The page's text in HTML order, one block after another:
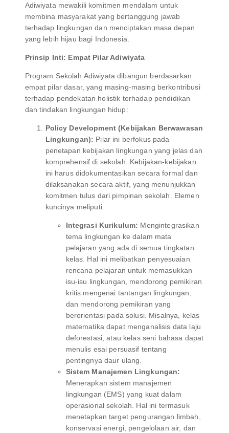
Adiwiyata mewakili komitmen mendalam untuk
membina masyarakat yang bertanggung jawab
terhadap lingkungan dan menciptakan masa depan
yang lebih hijau bagi Indonesia.
Prinsip Inti: Empat Pilar Adiwiyata
Program Sekolah Adiwiyata dibangun berdasarkan
empat pilar dasar, yang masing-masing berkontribusi
terhadap pendekatan holistik terhadap pendidikan
dan tindakan lingkungan hidup:
Policy Development (Kebijakan Berwawasan
Lingkungan): Pilar ini berfokus pada
penetapan kebijakan lingkungan yang jelas dan
komprehensif di sekolah. Kebijakan-kebijakan
ini harus didokumentasikan secara formal dan
dilaksanakan secara aktif, yang menunjukkan
komitmen tulus dari pimpinan sekolah. Elemen
kuncinya meliputi:
Integrasi Kurikulum: Mengintegrasikan
tema lingkungan ke dalam mata
pelajaran yang ada di semua tingkatan
kelas. Hal ini melibatkan penyesuaian
rencana pelajaran untuk memasukkan
isu-isu lingkungan, mendorong pemikiran
kritis mengenai tantangan lingkungan,
dan mendorong pemikiran yang
berorientasi pada solusi. Misalnya, kelas
matematika dapat menganalisis data laju
deforestasi, atau kelas seni bahasa dapat
menulis esai persuasif tentang
pentingnya daur ulang.
Sistem Manajemen Lingkungan:
Menerapkan sistem manajemen
lingkungan (EMS) yang kuat dalam
operasional sekolah. Hal ini termasuk
menetapkan target pengurangan limbah,
konservasi energi, pengelolaan air, dan